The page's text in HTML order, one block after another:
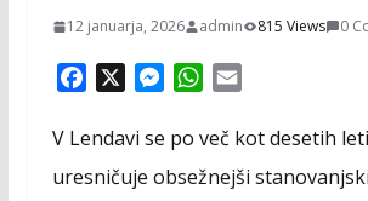
12 januarja, 2026 admin 815 Views 0
c
M
s
s
W
a
t
a
i
V Lendavi se po več kot desetih
uresničuje obsežnejši